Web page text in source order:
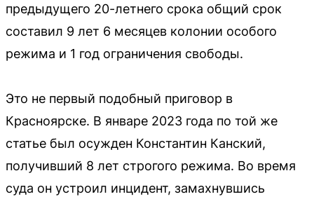
предыдущего 20-летнего срока общий срок
составил 9 лет 6 месяцев колонии особого
режима и 1 год ограничения свободы.
Это не первый подобный приговор в
Красноярске. В январе 2023 года по той же
статье был осужден Константин Канский,
получивший 8 лет строгого режима. Во время
суда он устроил инцидент, замахнувшись